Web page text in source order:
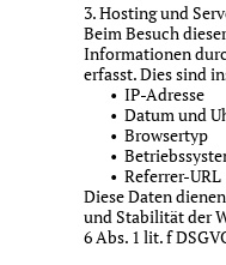
3. Hosting und
Beim Besuch
Informationen
erfasst. Dies sind
IP-Adresse
Datum und
Browsertyp
Referrer-URL
Diese Daten
und Stabilität der
6 Abs. 1 lit. f